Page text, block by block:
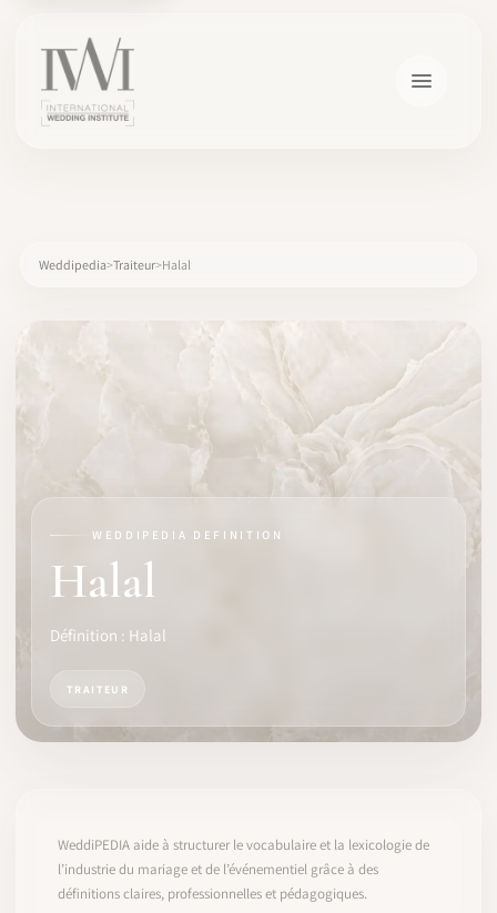
LOGICIEL
IDENTITÉ PRO
COMMENCER
Weddipedia Traiteur Halal
WEDDIPEDIA DEFINITION
Halal
Définition : Halal
TRAITEUR
WeddiPEDIA aide à structurer le vocabulaire et la lexicologie de
l’industrie du mariage et de l’événementiel grâce à des
définitions claires, professionnelles et pédagogiques.